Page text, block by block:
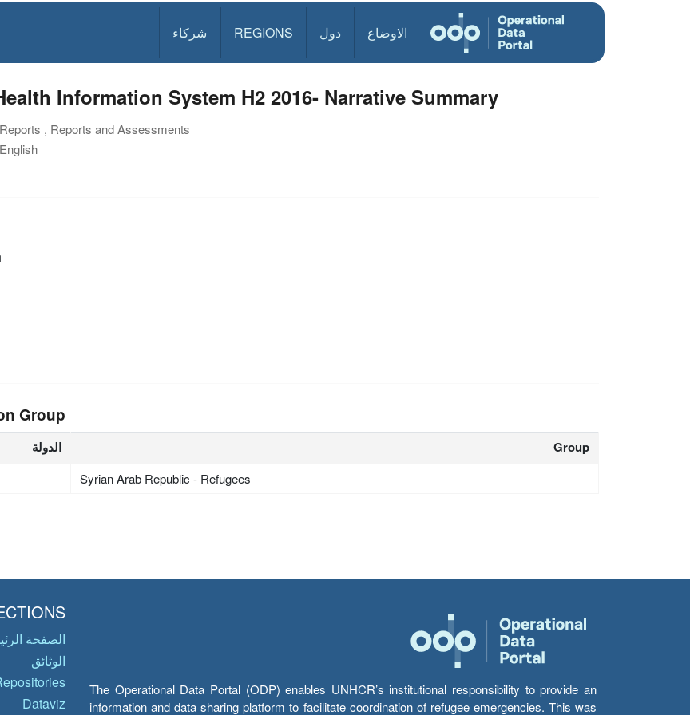
الاوضاع دول REGIONS شركاء
Information System H2 2016- Narrative Summary
Reports , Reports and Assessments
English
Group
الدولة Group
Syrian Arab Republic - Refugees
The Operational Data Portal (ODP) enables UNHCR’s institutional responsibility to provide an
information and data sharing platform to facilitate coordination of refugee emergencies. This was
الصفحة
الوثائق
Dataviz